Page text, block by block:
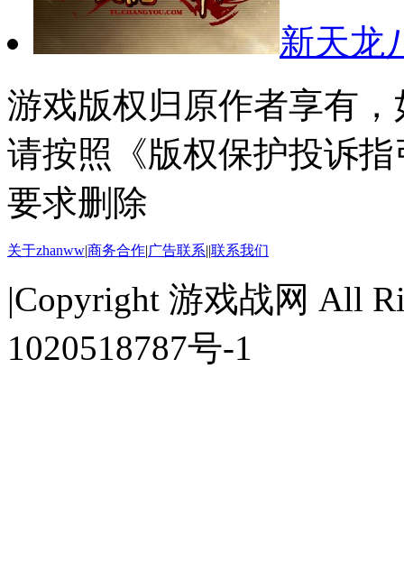
新天龙
游戏版权归原作者享有
请按照《版权保护投诉
要求删除
关于zhanww|商务合作|广告联系||联系我们
|Copyright 游戏战网 All
1020518787号-1